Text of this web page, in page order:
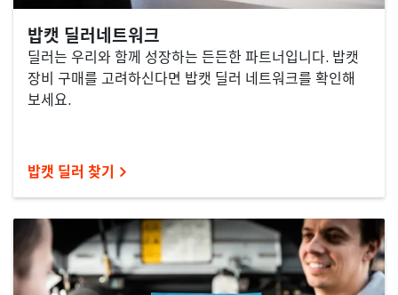
밥캣 딜러네트워크
딜러는 우리와 함께 성장하는 든든한 파트너입니다. 밥캣
장비 구매를 고려하신다면 밥캣 딜러 네트워크를 확인해
보세요.
밥캣 딜러 찾기